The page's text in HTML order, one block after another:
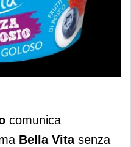
ampliata la
comunica
Bella Vitasenza